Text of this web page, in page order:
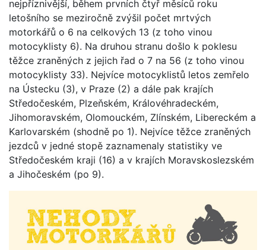
nejpříznivější, během prvních čtyř měsíců roku
letošního se meziročně zvýšil počet mrtvých
motorkářů o 6 na celkových 13 (z toho vinou
motocyklisty 6). Na druhou stranu došlo k poklesu
těžce zraněných z jejich řad o 7 na 56 (z toho vinou
motocyklisty 33). Nejvíce motocyklistů letos zemřelo
na Ústecku (3), v Praze (2) a dále pak krajích
Středočeském, Plzeňském, Královéhradeckém,
Jihomoravském, Olomouckém, Zlínském, Libereckém a
Karlovarském (shodně po 1). Nejvíce těžce zraněných
jezdců v jedné stopě zaznamenaly statistiky ve
Středočeském kraji (16) a v krajích Moravskoslezském
a Jihočeském (po 9).